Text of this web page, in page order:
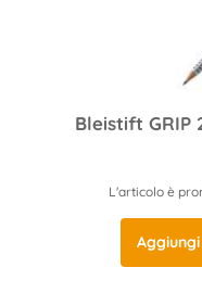
L'articolo è